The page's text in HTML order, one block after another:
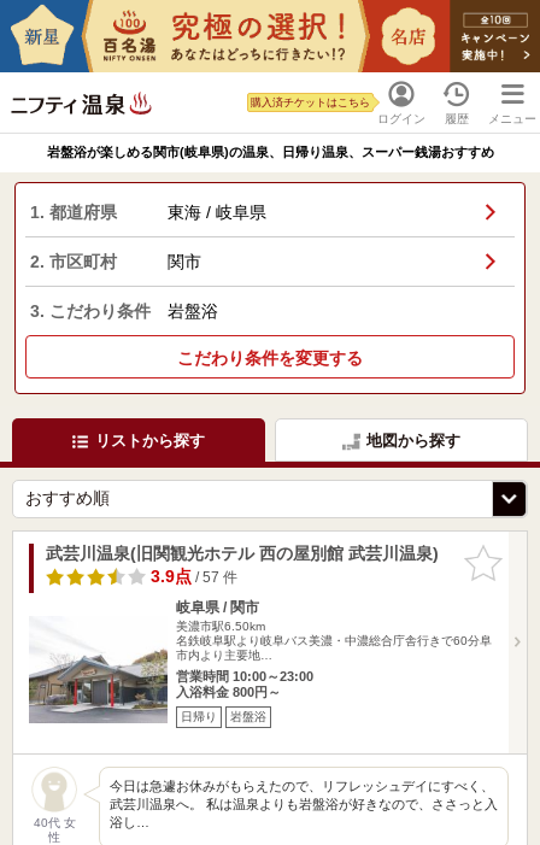
ログイン
購入済チケットはこちら
履歴 メニュー
岩盤浴が楽しめる関市(岐阜県)の温泉、日帰り温泉、スーパー銭湯おすすめ
1. 都道府県 東海 / 岐阜県
2. 市区町村 関市
3. こだわり条件 岩盤浴
こだわり条件を変更する
リストから探す 地図から探す
お気に入
りに追加
武芸川温泉(旧関観光ホテル 西の屋別館 武芸川温泉)
3.9点/ 57 件
岐阜県 / 関市
美濃市駅6.50km
名鉄岐阜駅より岐阜バス美濃・中濃総合庁舎行きで60分阜
市内より主要地…
営業時間 10:00～23:00
入浴料金 800円～
日帰り 岩盤浴
40代 女
性
今日は急遽お休みがもらえたので、リフレッシュデイにすべく、
武芸川温泉へ。 私は温泉よりも岩盤浴が好きなので、ささっと入
浴し…